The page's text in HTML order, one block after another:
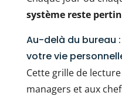
système reste
Au-delà du bureau
votre vie
Cette grille de
managers et aux